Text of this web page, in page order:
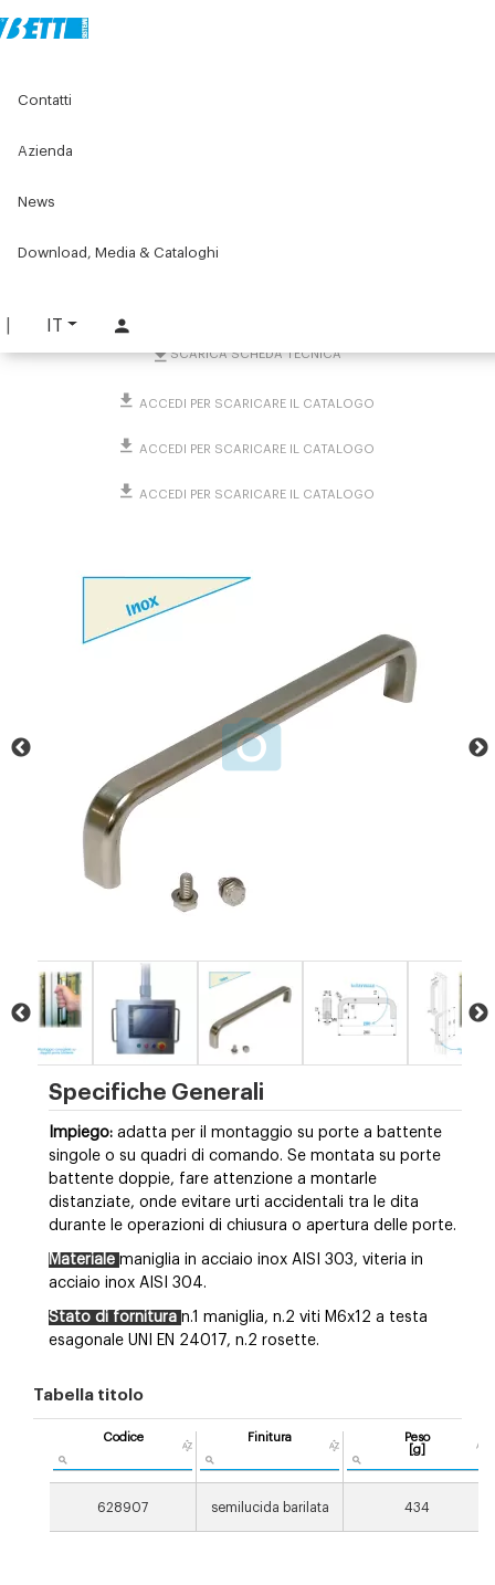
IT
Contatti
Azienda
News
Download, Media & Cataloghi
Maniglie industriali
Maniglia in inox a sezione
SCARICA SCHEDA TECNICA
ACCEDI PER SCARICARE IL CATALOGO
ACCEDI PER SCARICARE IL CATALOGO
ACCEDI PER SCARICARE IL CATALOGO
Specifiche Generali
Impiego: adatta per il montaggio su porte a battente
singole o su quadri di comando. Se montata su porte
battente doppie, fare attenzione a montarle
distanziate, onde evitare urti accidentali tra le dita
durante le operazioni di chiusura o apertura delle porte.
Materiale maniglia in acciaio inox AISI 303, viteria in
acciaio inox AISI 304.
Stato di fornitura n.1 maniglia, n.2 viti M6x12 a testa
esagonale UNI EN 24017, n.2 rosette.
Tabella titolo
Codice Finitura
Peso
[g]
628907 semilucida barilata 434